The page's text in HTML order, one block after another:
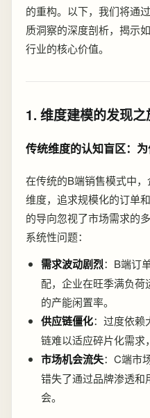
的重构。以下，我们将通
质洞察的深度剖析，揭示
行业的核心价值。
1. 维度建模的发现之
传统维度的认知盲区：为
在传统的B端销售模式中
维度，追求规模化的订单
的导向忽视了市场需求的
系统性问题：
需求波动剧烈：B端订
配，企业在旺季满负荷
的产能闲置率。
供应链僵化：过度依赖
链难以适应碎片化需求
市场机会流失：C端市
错失了通过品牌渗透
会。